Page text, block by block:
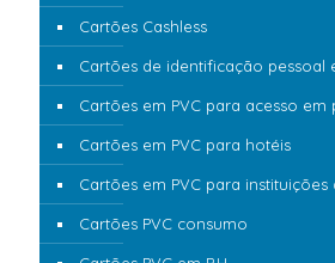
Cartões Cashless
Cartões de identificação pessoal
Cartões em PVC para acesso
Cartões em PVC para hotéis
Cartões em PVC para instituições
Cartões PVC consumo